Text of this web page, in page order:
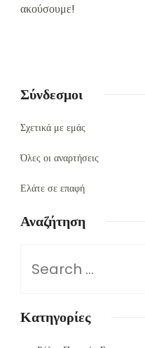
ακούσουμε!
Σύνδεσμοι
Σχετικά με εμάς
Όλες οι αναρτήσεις
Ελάτε σε επαφή
Αναζήτηση
for
Κατηγορίες